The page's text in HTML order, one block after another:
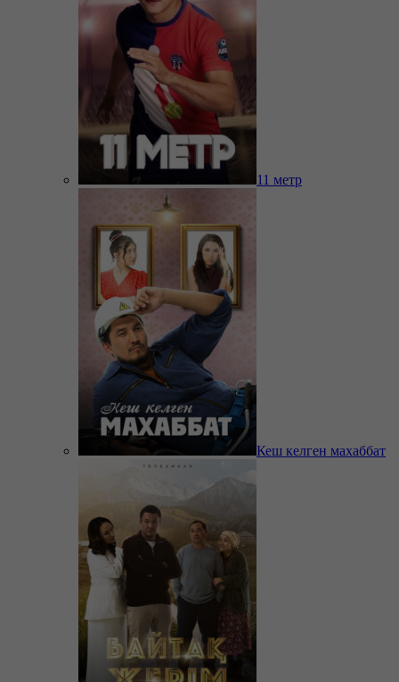
11 метр
Кеш келген махаббат